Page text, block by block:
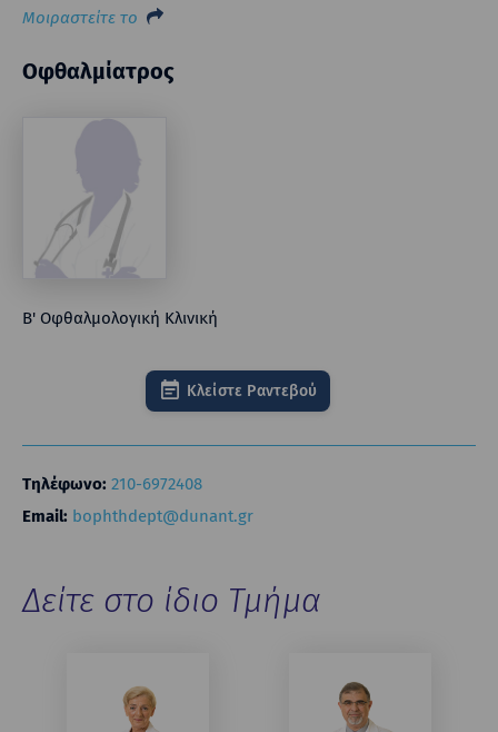
Μοιραστείτε το
Οφθαλμίατρος
Β' Οφθαλμολογική Κλινική
Κλείστε Ραντεβού
Τηλέφωνο: 210-6972408
Email: bophthdept@dunant.gr
Δείτε στο ίδιο Τμήμα